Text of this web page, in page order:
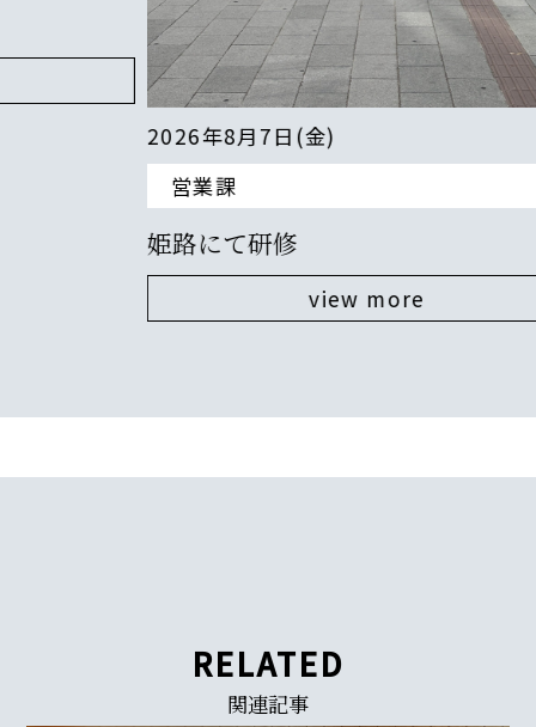
2026年8月7日(金)
姫路にて研修
view more
RELATED
関連記事